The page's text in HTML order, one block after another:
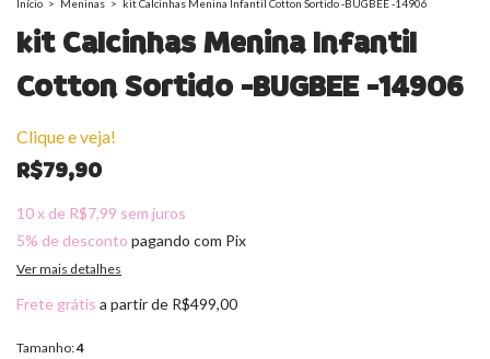
Início > Meninas > kit Calcinhas Menina Infantil Cotton Sortido -BUGBEE -14906
kit Calcinhas Menina Infantil
Cotton Sortido -BUGBEE -14906
Clique e veja!
R$79,90
10x de R$7,99 sem juros
5% de desconto pagando com Pix
Ver mais detalhes
Frete grátis a partir de R$499,00
Tamanho:4